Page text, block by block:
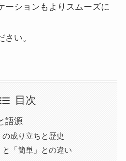
ーションもよりスムーズに
い。
目次
語源
の成り立ちと歴史
と「簡単」との違い